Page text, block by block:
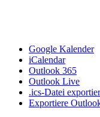
Google Kalender
iCalendar
Outlook 365
Outlook Live
.ics-Datei
Exportiere